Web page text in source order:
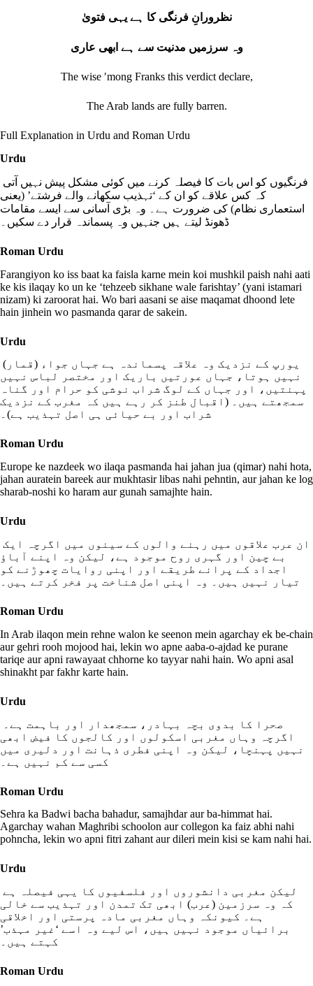
نظرورانِ فرنگی کا ہے یہی فتویٰ
وہ سرزمیں مدنیت سے ہے ابھی عاری
The wise ʹmong Franks this verdict declare,
The Arab lands are fully barren.
Full Explanation in Urdu and Roman Urdu
Urdu
کہ کس علاقے کو ان کے ‘تہذیب سکھانے والے فرشتے’ (یعنی
استعماری نظام) کی ضرورت ہے۔ وہ بڑی آسانی سے ایسے مقامات
ڈھونڈ لیتے ہیں جنہیں وہ پسماندہ قرار دے سکیں۔
Roman Urdu
Farangiyon ko iss baat ka faisla karne mein koi mushkil paish nahi aati
ke kis ilaqay ko un ke ‘tehzeeb sikhane wale farishtay’ (yani istamari
nizam) ki zaroorat hai. Wo bari aasani se aise maqamat dhoond lete
hain jinhein wo pasmanda qarar de sakein.
Urdu
نہیں ہوتا، جہاں عورتیں باریک اور مختصر لباس نہیں
پہنتیں، اور جہاں کے لوگ شراب نوشی کو حرام اور گناہ
سمجھتے ہیں۔ (اقبال طنز کر رہے ہیں کہ مغرب کے نزدیک
شراب اور بے حیائی ہی اصل تہذیب ہے)۔
Roman Urdu
Europe ke nazdeek wo ilaqa pasmanda hai jahan jua (qimar) nahi hota,
jahan auratein bareek aur mukhtasir libas nahi pehntin, aur jahan ke log
sharab-noshi ko haram aur gunah samajhte hain.
Urdu
بے چین اور گہری روح موجود ہے، لیکن وہ اپنے آباؤ
اجداد کے پرانے طریقے اور اپنی روایات چھوڑنے کو
تیار نہیں ہیں۔ وہ اپنی اصل شناخت پر فخر کرتے ہیں۔
Roman Urdu
In Arab ilaqon mein rehne walon ke seenon mein agarchay ek be-chain
aur gehri rooh mojood hai, lekin wo apne aaba-o-ajdad ke purane
tariqe aur apni rawayaat chhorne ko tayyar nahi hain. Wo apni asal
shinakht par fakhr karte hain.
Urdu
اگرچہ وہاں مغربی اسکولوں اور کالجوں کا فیض ابھی
نہیں پہنچا، لیکن وہ اپنی فطری ذہانت اور دلیری میں
کسی سے کم نہیں ہے۔
Roman Urdu
Sehra ka Badwi bacha bahadur, samajhdar aur ba-himmat hai.
Agarchay wahan Maghribi schoolon aur collegon ka faiz abhi nahi
pohncha, lekin wo apni fitri zahant aur dileri mein kisi se kam nahi hai.
Urdu
کہ وہ سرزمین (عرب) ابھی تک تمدن اور تہذیب سے خالی
ہے۔ کیونکہ وہاں مغربی مادہ پرستی اور اخلاقی
برائیاں موجود نہیں ہیں، اس لیے وہ اسے ‘غیر مہذب’
کہتے ہیں۔
Roman Urdu